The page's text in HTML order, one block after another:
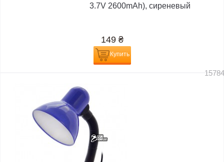
3.7V 2600mAh), сиреневый
149 ₴
Купить